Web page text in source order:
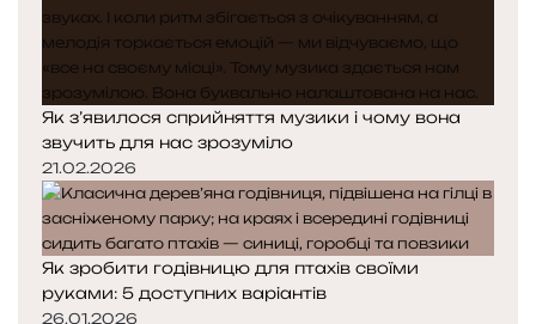
Як з’явилося сприйняття музики і чому вона
звучить для нас зрозуміло
21.02.2026
Як зробити годівницю для птахів своїми
руками: 5 доступних варіантів
26.01.2026